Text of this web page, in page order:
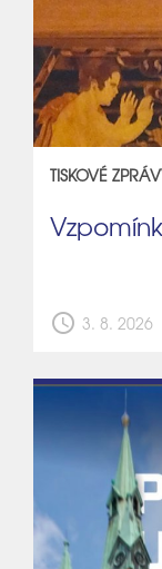
TISKOVÉ
schedule 3. 8. 2026